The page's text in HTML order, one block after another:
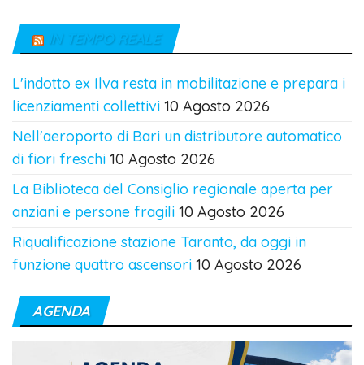
IN TEMPO REALE
L'indotto ex Ilva resta in mobilitazione e prepara i
licenziamenti collettivi 10 Agosto 2026
Nell'aeroporto di Bari un distributore automatico
di fiori freschi 10 Agosto 2026
La Biblioteca del Consiglio regionale aperta per
anziani e persone fragili 10 Agosto 2026
Riqualificazione stazione Taranto, da oggi in
funzione quattro ascensori 10 Agosto 2026
AGENDA